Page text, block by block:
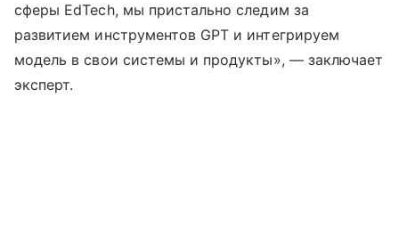
сферы EdTech, мы пристально следим за
развитием инструментов GPT и интегрируем
модель в свои системы и продукты», — заключает
эксперт.